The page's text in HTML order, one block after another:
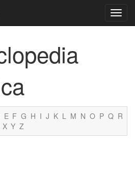
E F G H I J K L M N O P Q R
X Y Z